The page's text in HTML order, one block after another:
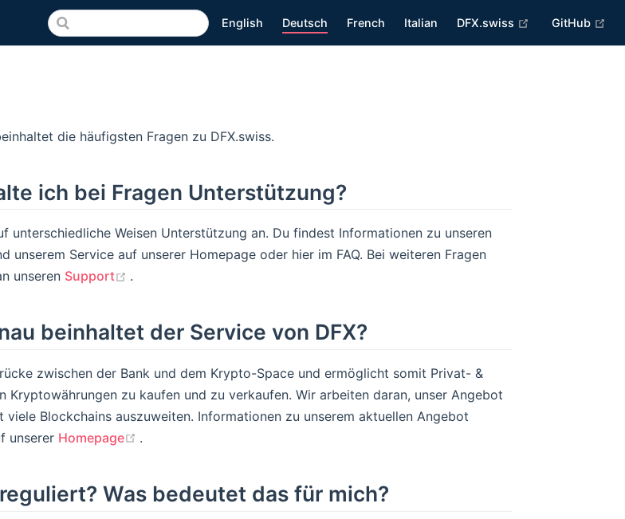
English Deutsch French Italian DFX.swiss (opens new
GitHub
die häufigsten Fragen zu DFX.swiss.
ich bei Fragen Unterstützung?
unterschiedliche Weisen Unterstützung an. Du findest Informationen zu unseren
unserem Service auf unserer Homepage oder hier im FAQ. Bei weiteren Fragen
unseren Support (opens new window)
.
beinhaltet der Service von DFX?
zwischen der Bank und dem Krypto-Space und ermöglicht somit Privat- &
Kryptowährungen zu kaufen und zu verkaufen. Wir arbeiten daran, unser Angebot
viele Blockchains auszuweiten. Informationen zu unserem aktuellen Angebot
unserer Homepage (opens new window)
.
Was bedeutet das für mich?